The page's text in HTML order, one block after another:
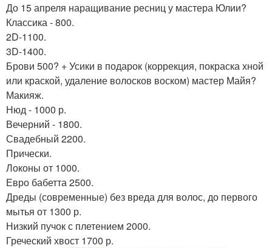
До 15 апреля наращивание ресниц у мастера Юлии?
Классика - 800.
2D-1100.
3D-1400.
Брови 500? + Усики в подарок (коррекция, покраска хной
или краской, удаление волосков воском) мастер Майя?
Макияж.
Нюд - 1000 р.
Вечерний - 1800.
Свадебный 2200.
Прически.
Локоны от 1000.
Евро бабетта 2500.
Дреды (современные) без вреда для волос, до первого
мытья от 1300 р.
Низкий пучок с плетением 2000.
Греческий хвост 1700 р.